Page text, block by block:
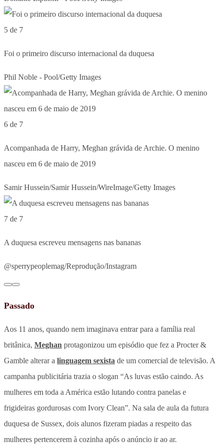
5 de 7
Foi o primeiro discurso internacional da duquesa
Phil Noble - Pool/Getty Images
6 de 7
Acompanhada de Harry, Meghan grávida de Archie. O menino
nasceu em 6 de maio de 2019
Samir Hussein/Samir Hussein/WireImage/Getty Images
7 de 7
A duquesa escreveu mensagens nas bananas
@sperrypeoplemag/Reprodução/Instagram
Passado
Aos 11 anos, quando nem imaginava entrar para a família real
britânica, Meghan protagonizou um episódio que fez a Procter &
Gamble alterar a linguagem sexista de um comercial de televisão. A
campanha publicitária trazia o slogan “As luvas estão caindo. As
mulheres em toda a América estão lutando contra panelas e
frigideiras gordurosas com Ivory Clean”. Na sala de aula da futura
duquesa de Sussex, dois alunos fizeram piadas a respeito das
mulheres pertencerem à cozinha após o anúncio ir ao ar.